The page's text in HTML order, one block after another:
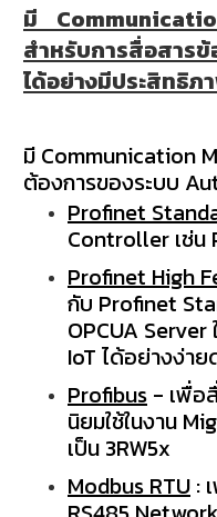
มี
สำหรับการสื่อสาร
ได้อย่างมีประสิทธิภ
มี Communication
ต้องการของระบบ
Profinet
Controller เช่น
Profinet High
กับ Profinet
OPCUA Server
IoT ได้อย่างง่าย
Profibus - เพื่อ
นิยมใช้ในงาน
เป็น 3RW5x
Modbus RTU :